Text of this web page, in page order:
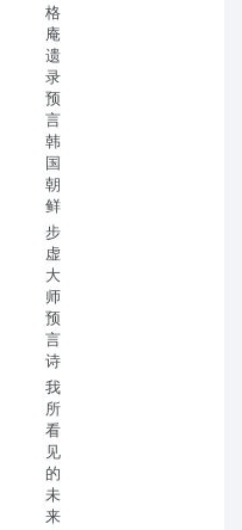
格
庵
遗
录
预
言
韩
国
朝
鲜
步
虚
大
师
预
言
诗
我
所
看
见
的
未
来